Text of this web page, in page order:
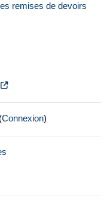
remises de devoirs
Connexion)